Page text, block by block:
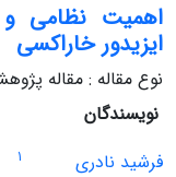
اهمیت نظامی و
ایزیدور خاراکسی
نوع مقاله : مقاله
نویسندگان
فرشید نادری
1